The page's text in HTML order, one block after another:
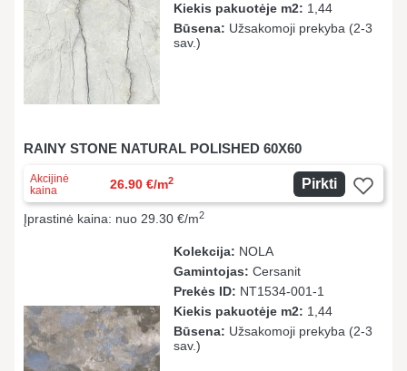
Kiekis pakuotėje m2: 1,44
Būsena: Užsakomoji prekyba (2-3
sav.)
RAINY STONE NATURAL POLISHED 60X60
Akcijinė
kaina
26.90 €/m2 Pirkti
Įprastinė kaina: nuo 29.30 €/m2
Kolekcija: NOLA
Gamintojas: Cersanit
Prekės ID: NT1534-001-1
Kiekis pakuotėje m2: 1,44
Būsena: Užsakomoji prekyba (2-3
sav.)